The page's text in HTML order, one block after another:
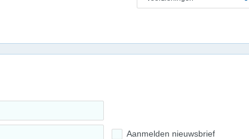
Aanmelden nieuwsbrief